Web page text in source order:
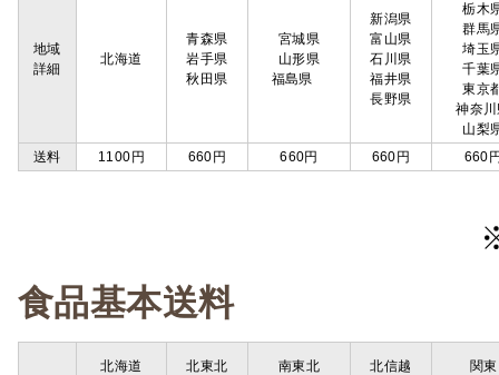
地域
詳細
北海道
青森県
岩手県
秋田県
宮城県
山形県
福島県
新潟県
富山県
石川県
福井県
長野県
栃木
群馬
埼玉
千葉
東京
神奈
山梨
送料
1100円 660円 660円 660円 660
食品基本送料
北海道 北東北 南東北 北信越 関東